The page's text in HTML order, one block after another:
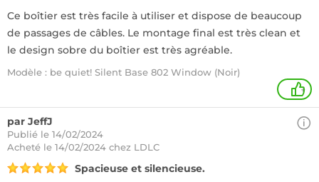
Ce boîtier est très facile à utiliser et dispose de beaucoup
de passages de câbles. Le montage final est très clean et
le design sobre du boîtier est très agréable.
Modèle : be quiet! Silent Base 802 Window (Noir)
+
par JeffJ
Publié le 14/02/2024
Acheté le 14/02/2024 chez LDLC
Spacieuse et silencieuse.